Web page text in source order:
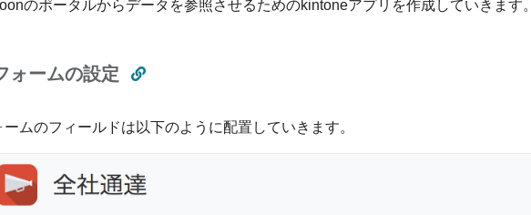
のポータルからデータを参照させるためのkintoneアプリを作成していきます。
ォームの設定
ームのフィールドは以下のように配置していきます。